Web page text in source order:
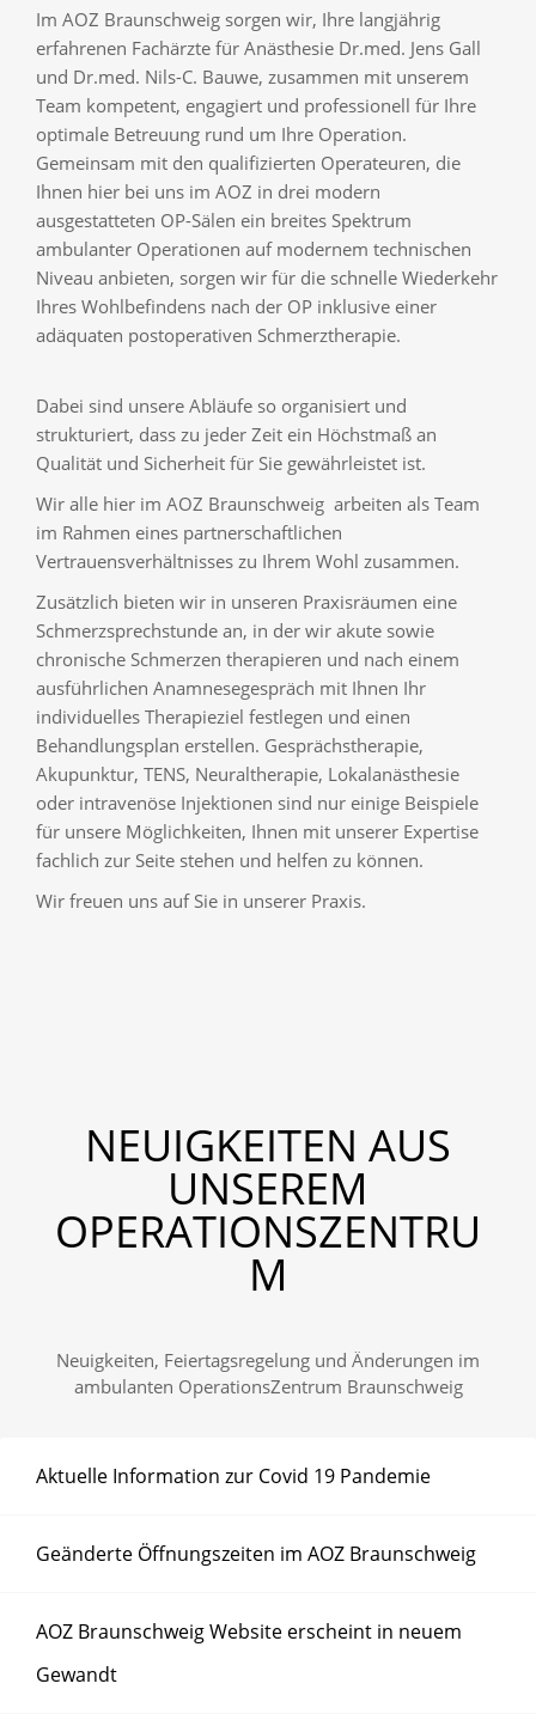
Im AOZ Braunschweig sorgen wir, Ihre langjährig
erfahrenen Fachärzte für Anästhesie Dr.med. Jens Gall
und Dr.med. Nils-C. Bauwe, zusammen mit unserem
Team kompetent, engagiert und professionell für Ihre
optimale Betreuung rund um Ihre Operation.
Gemeinsam mit den qualifizierten Operateuren, die
Ihnen hier bei uns im AOZ in drei modern
ausgestatteten OP-Sälen ein breites Spektrum
ambulanter Operationen auf modernem technischen
Niveau anbieten, sorgen wir für die schnelle Wiederkehr
Ihres Wohlbefindens nach der OP inklusive einer
adäquaten postoperativen Schmerztherapie.
Dabei sind unsere Abläufe so organisiert und
strukturiert, dass zu jeder Zeit ein Höchstmaß an
Qualität und Sicherheit für Sie gewährleistet ist.
Wir alle hier im AOZ Braunschweig arbeiten als Team
im Rahmen eines partnerschaftlichen
Vertrauensverhältnisses zu Ihrem Wohl zusammen.
Zusätzlich bieten wir in unseren Praxisräumen eine
Schmerzsprechstunde an, in der wir akute sowie
chronische Schmerzen therapieren und nach einem
ausführlichen Anamnesegespräch mit Ihnen Ihr
individuelles Therapieziel festlegen und einen
Behandlungsplan erstellen. Gesprächstherapie,
Akupunktur, TENS, Neuraltherapie, Lokalanästhesie
oder intravenöse Injektionen sind nur einige Beispiele
für unsere Möglichkeiten, Ihnen mit unserer Expertise
fachlich zur Seite stehen und helfen zu können.
Wir freuen uns auf Sie in unserer Praxis.
NEUIGKEITEN AUS
UNSEREM
OPERATIONSZENTRU
M
Neuigkeiten, Feiertagsregelung und Änderungen im
ambulanten OperationsZentrum Braunschweig
Aktuelle Information zur Covid 19 Pandemie
Geänderte Öffnungszeiten im AOZ Braunschweig
AOZ Braunschweig Website erscheint in neuem
Gewandt